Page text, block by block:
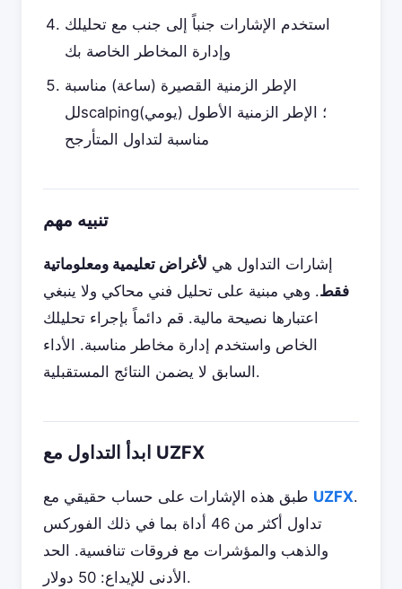
استخدم الإشارات جنباً إلى جنب مع تحليلك
وإدارة المخاطر الخاصة بك
الإطر الزمنية القصيرة (ساعة) مناسبة
للscalping؛ الإطر الزمنية الأطول (يومي)
مناسبة لتداول المتأرجح
تنبيه مهم
إشارات التداول هي لأغراض تعليمية ومعلوماتية
فقط. وهي مبنية على تحليل فني محاكي ولا ينبغي
اعتبارها نصيحة مالية. قم دائماً بإجراء تحليلك
الخاص واستخدم إدارة مخاطر مناسبة. الأداء
السابق لا يضمن النتائج المستقبلية.
ابدأ التداول مع UZFX
UZFX.
تداول أكثر من 46 أداة بما في ذلك الفوركس
والذهب والمؤشرات مع فروقات تنافسية. الحد
الأدنى للإيداع: 50 دولار.